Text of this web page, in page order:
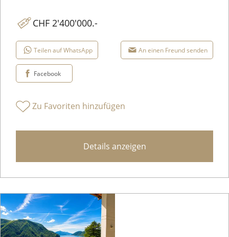
CHF 2'400'000.-
Teilen auf WhatsApp An einen Freund senden
Facebook
Zu Favoriten hinzufügen
Details anzeigen